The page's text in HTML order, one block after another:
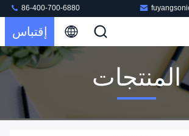
86-400-700-6880
إقتباس
المنتجات